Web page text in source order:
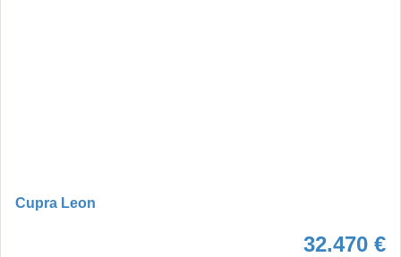
Cupra Leon
32.470 €